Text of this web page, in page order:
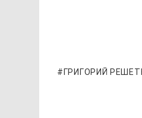
ГРИГОРИЙ